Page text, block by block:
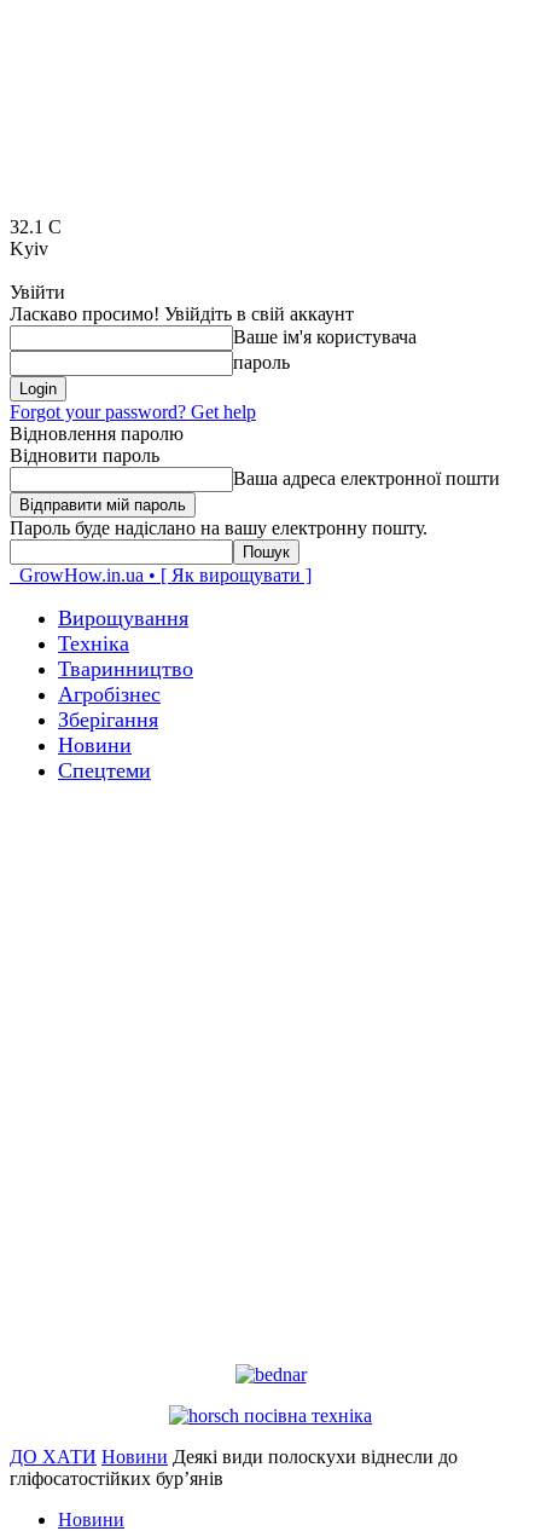
32.1 C
Kyiv
Увійти
Ласкаво просимо! Увійдіть в свій аккаунт
Ваше ім'я користувача
пароль
Forgot your password? Get help
Відновлення паролю
Відновити пароль
Ваша адреса електронної пошти
Пароль буде надіслано на вашу електронну пошту.
GrowHow.in.ua • [ Як вирощувати ]
Вирощування
Техніка
Тваринництво
Агробізнес
Зберігання
Новини
Спецтеми
ДО ХАТИ Новини Деякі види полоскухи віднесли до
гліфосатостійких бур’янів
Новини